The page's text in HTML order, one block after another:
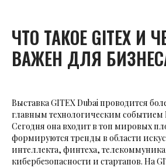
ЧТО ТАКОЕ GITEX И
ВАЖЕН ДЛЯ
Выставка GITEX Dubai проводится
главным технологическим событием
Сегодня она входит в топ мировых
формируются тренды в области
интеллекта, финтеха,
кибербезопасности и стартапов. На